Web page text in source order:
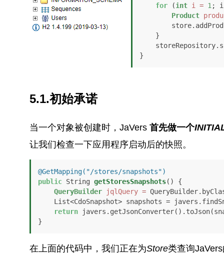
for (int i = 1 ;
Product
}
5.1.初始承诺
当一个对象被创建时，JaVers 首先做一个
让我们检查一下应用程序启动后的快照。
@GetMapping("/stores/snapshots")
public String getStoresSnapshots()
{
QueryBuilder
jqlQuery =
return
}
在上面的代码中，我们正在为Store类查询